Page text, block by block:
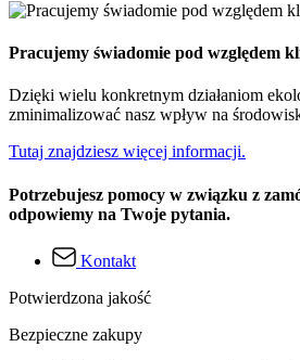
Pracujemy świadomie pod względem
Dzięki wielu konkretnym działaniom
zminimalizować nasz wpływ na
Tutaj znajdziesz więcej informacji.
Potrzebujesz pomocy w związku z
odpowiemy na Twoje pytania.
Kontakt
Potwierdzona jakość
Bezpieczne zakupy